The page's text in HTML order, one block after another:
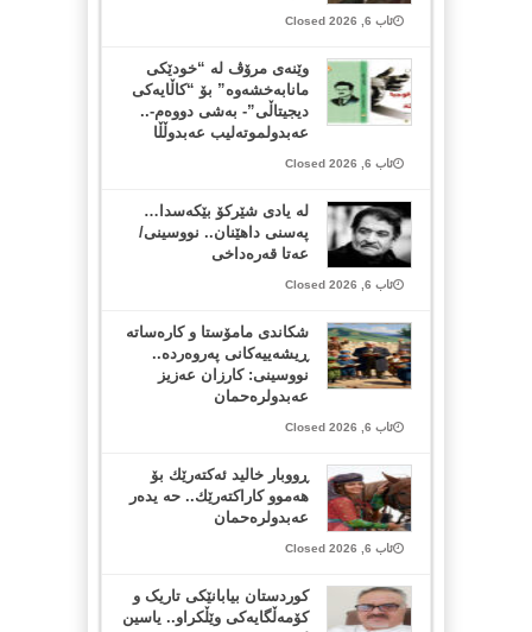
ئاب 6, 2026 Closed
وێنەی مرۆڤ لە “خودێکی
مانابەخشەوە” بۆ “کاڵایەکی
دیجیتاڵی”- بەشی دووەم-..
عەبدولموتەلیب عەبدوڵڵا
ئاب 6, 2026 Closed
لە یادی شێرکۆ بێکەسدا…
پەسنی داهێنان.. نووسینی/
عەتا قەرەداخی
ئاب 6, 2026 Closed
شکاندی مامۆستا و کارەساتە
ڕیشەییەکانی پەروەردە..
نووسینی: کارزان عەزیز
عەبدولرەحمان
ئاب 6, 2026 Closed
ڕووبار خالید ئەكتەرێك بۆ
هەموو كاراكتەرێك.. حه یدەر
عەبدولرەحمان
ئاب 6, 2026 Closed
کوردستان بیابانێکی تاریک و
کۆمەڵگایەکی وێڵکراو.. یاسین